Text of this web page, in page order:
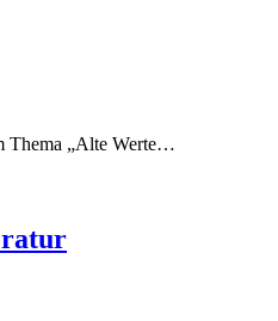
Thema „Alte Werte…